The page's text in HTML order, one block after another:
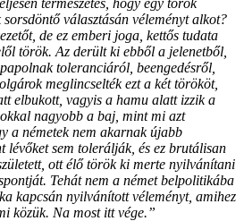
választásán véleményt alkot?
de ez emberi joga, kettős tudata
török. Az derült ki ebből a jelenetből,
toleranciáról, beengedésről,
meglincselték ezt a két törököt,
elbukott, vagyis a hamu alatt izzik a
nagyobb a baj, mint mi azt
a németek nem akarnak újabb
lévőket sem tolerálják, és ez brutálisan
ott élő török ki merte nyilvánítani
Tehát nem a német belpolitikába
kapcsán nyilvánított véleményt, amihez
közük. Na most itt vége.”